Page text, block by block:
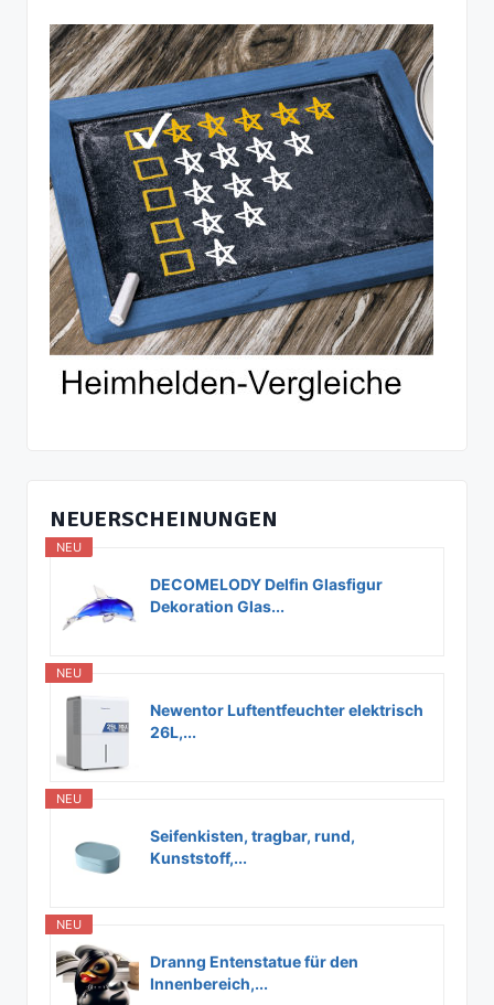
NEUERSCHEINUNGEN
NEU
DECOMELODY Delfin Glasfigur
Dekoration Glas...
NEU
Newentor Luftentfeuchter elektrisch
26L,...
NEU
Seifenkisten, tragbar, rund,
Kunststoff,...
NEU
Dranng Entenstatue für den
Innenbereich,...